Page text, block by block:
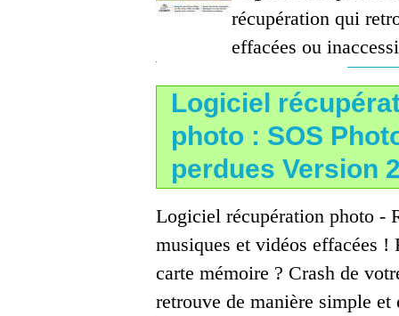
récupération qui
effacées ou
Logiciel
photo : SOS
perdues Version
Logiciel récupération photo -
musiques et vidéos effacées !
carte mémoire ? Crash de
retrouve de manière simple